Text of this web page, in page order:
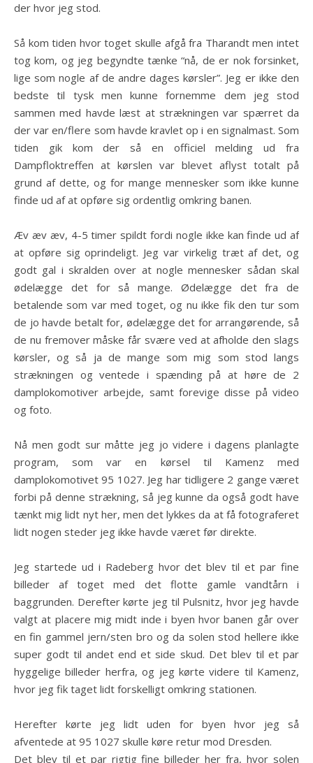
der hvor jeg stod.
Så kom tiden hvor toget skulle afgå fra Tharandt men intet
tog kom, og jeg begyndte tænke “nå, de er nok forsinket,
lige som nogle af de andre dages kørsler”. Jeg er ikke den
bedste til tysk men kunne fornemme dem jeg stod
sammen med havde læst at strækningen var spærret da
der var en/flere som havde kravlet op i en signalmast. Som
tiden gik kom der så en officiel melding ud fra
Dampfloktreffen at kørslen var blevet aflyst totalt på
grund af dette, og for mange mennesker som ikke kunne
finde ud af at opføre sig ordentlig omkring banen.
Æv æv æv, 4-5 timer spildt fordi nogle ikke kan finde ud af
at opføre sig oprindeligt. Jeg var virkelig træt af det, og
godt gal i skralden over at nogle mennesker sådan skal
ødelægge det for så mange. Ødelægge det fra de
betalende som var med toget, og nu ikke fik den tur som
de jo havde betalt for, ødelægge det for arrangørende, så
de nu fremover måske får svære ved at afholde den slags
kørsler, og så ja de mange som mig som stod langs
strækningen og ventede i spænding på at høre de 2
damplokomotiver arbejde, samt forevige disse på video
og foto.
Nå men godt sur måtte jeg jo videre i dagens planlagte
program, som var en kørsel til Kamenz med
damplokomotivet 95 1027. Jeg har tidligere 2 gange været
forbi på denne strækning, så jeg kunne da også godt have
tænkt mig lidt nyt her, men det lykkes da at få fotograferet
lidt nogen steder jeg ikke havde været før direkte.
Jeg startede ud i Radeberg hvor det blev til et par fine
billeder af toget med det flotte gamle vandtårn i
baggrunden. Derefter kørte jeg til Pulsnitz, hvor jeg havde
valgt at placere mig midt inde i byen hvor banen går over
en fin gammel jern/sten bro og da solen stod hellere ikke
super godt til andet end et side skud. Det blev til et par
hyggelige billeder herfra, og jeg kørte videre til Kamenz,
hvor jeg fik taget lidt forskelligt omkring stationen.
Herefter kørte jeg lidt uden for byen hvor jeg så
afventede at 95 1027 skulle køre retur mod Dresden.
Det blev til et par rigtig fine billeder her fra, hvor solen